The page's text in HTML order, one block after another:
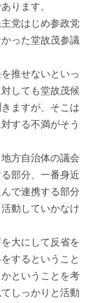
ります。
党はじめ参政党
った堂故茂参議
推せないといっ
しても堂故茂候
ますが、そこは
する不満がそう
方自治体の議会
部分、一番身近
で連携する部分
動していかなけ
大にして反省を
するということ
ということを考
しっかりと活動